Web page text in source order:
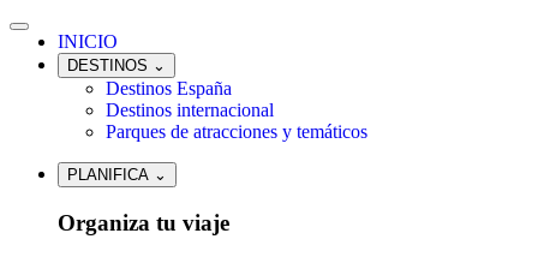
INICIO
DESTINOS ⌄
Destinos España
Destinos internacional
Parques de atracciones y temáticos
PLANIFICA ⌄
Organiza tu viaje